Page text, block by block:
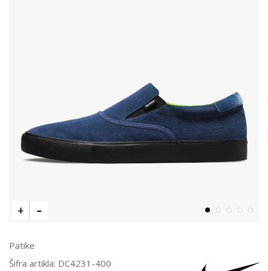
Patike
Šifra artikla: DC4231-400